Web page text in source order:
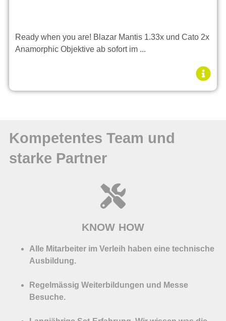
Ready when you are! Blazar Mantis 1.33x und Cato 2x
Anamorphic Objektive ab sofort im ...
KNOW HOW
Alle Mitarbeiter im Verleih haben eine technische
Ausbildung.
Regelmässig Weiterbildungen und Messe
Besuche.
Kompetentes Team und
starke Partner